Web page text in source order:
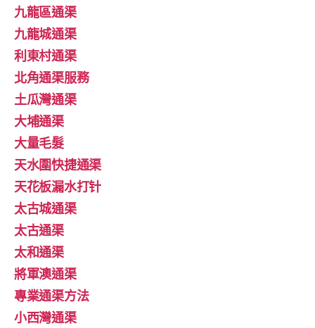
九龍區通渠
九龍城通渠
利東村通渠
北角通渠服務
土瓜灣通渠
大埔通渠
大量毛髮
天水圍快捷通渠
天花板漏水打针
太古城通渠
太古通渠
太和通渠
將軍澳通渠
專業通渠方法
小西灣通渠